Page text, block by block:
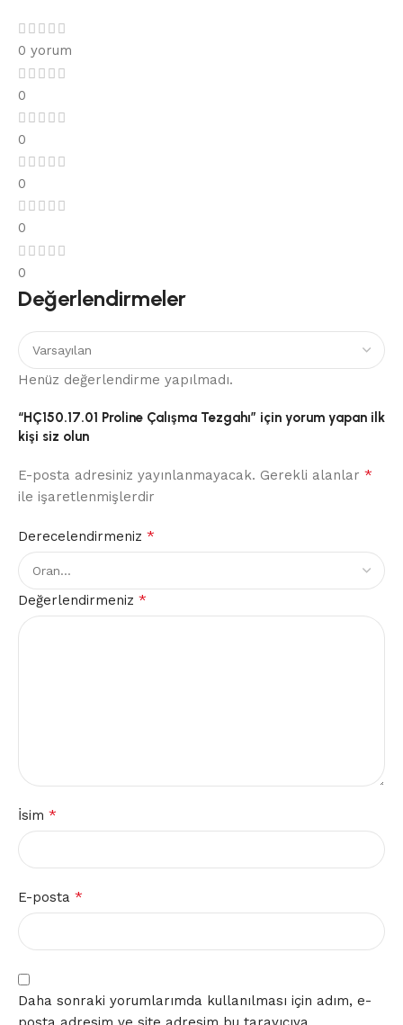
0 yorum
0
0
0
0
0
Değerlendirmeler
Henüz değerlendirme yapılmadı.
“HÇ150.17.01 Proline Çalışma Tezgahı” için yorum yapan ilk
kişi siz olun
E-posta adresiniz yayınlanmayacak. Gerekli alanlar *
ile işaretlenmişlerdir
Derecelendirmeniz *
Değerlendirmeniz *
İsim *
E-posta *
Daha sonraki yorumlarımda kullanılması için adım, e-